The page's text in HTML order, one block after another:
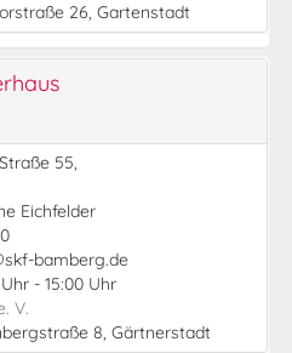
26, Gartenstadt
55,
Eichfelder
bamberg.de
- 15:00 Uhr
V.
8, Gärtnerstadt